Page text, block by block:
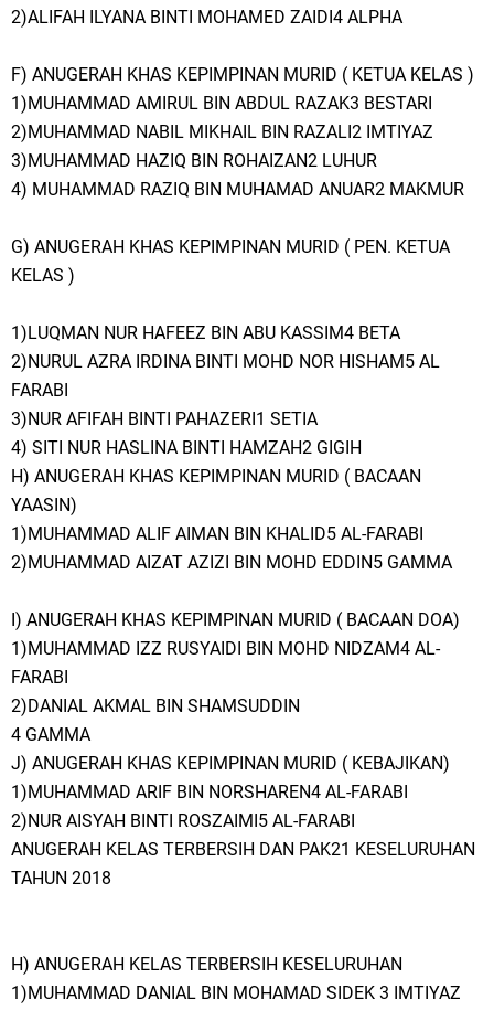
2)ALIFAH ILYANA BINTI MOHAMED ZAIDI4 ALPHA
F) ANUGERAH KHAS KEPIMPINAN MURID ( KETUA KELAS )
1)MUHAMMAD AMIRUL BIN ABDUL RAZAK3 BESTARI
2)MUHAMMAD NABIL MIKHAIL BIN RAZALI2 IMTIYAZ
3)MUHAMMAD HAZIQ BIN ROHAIZAN2 LUHUR
4) MUHAMMAD RAZIQ BIN MUHAMAD ANUAR2 MAKMUR
G) ANUGERAH KHAS KEPIMPINAN MURID ( PEN. KETUA
KELAS )
1)LUQMAN NUR HAFEEZ BIN ABU KASSIM4 BETA
2)NURUL AZRA IRDINA BINTI MOHD NOR HISHAM5 AL
FARABI
3)NUR AFIFAH BINTI PAHAZERI1 SETIA
4) SITI NUR HASLINA BINTI HAMZAH2 GIGIH
H) ANUGERAH KHAS KEPIMPINAN MURID ( BACAAN
YAASIN)
1)MUHAMMAD ALIF AIMAN BIN KHALID5 AL-FARABI
2)MUHAMMAD AIZAT AZIZI BIN MOHD EDDIN5 GAMMA
I) ANUGERAH KHAS KEPIMPINAN MURID ( BACAAN DOA)
1)MUHAMMAD IZZ RUSYAIDI BIN MOHD NIDZAM4 AL-
FARABI
2)DANIAL AKMAL BIN SHAMSUDDIN
4 GAMMA
J) ANUGERAH KHAS KEPIMPINAN MURID ( KEBAJIKAN)
1)MUHAMMAD ARIF BIN NORSHAREN4 AL-FARABI
2)NUR AISYAH BINTI ROSZAIMI5 AL-FARABI
ANUGERAH KELAS TERBERSIH DAN PAK21 KESELURUHAN
TAHUN 2018
H) ANUGERAH KELAS TERBERSIH KESELURUHAN
1)MUHAMMAD DANIAL BIN MOHAMAD SIDEK 3 IMTIYAZ